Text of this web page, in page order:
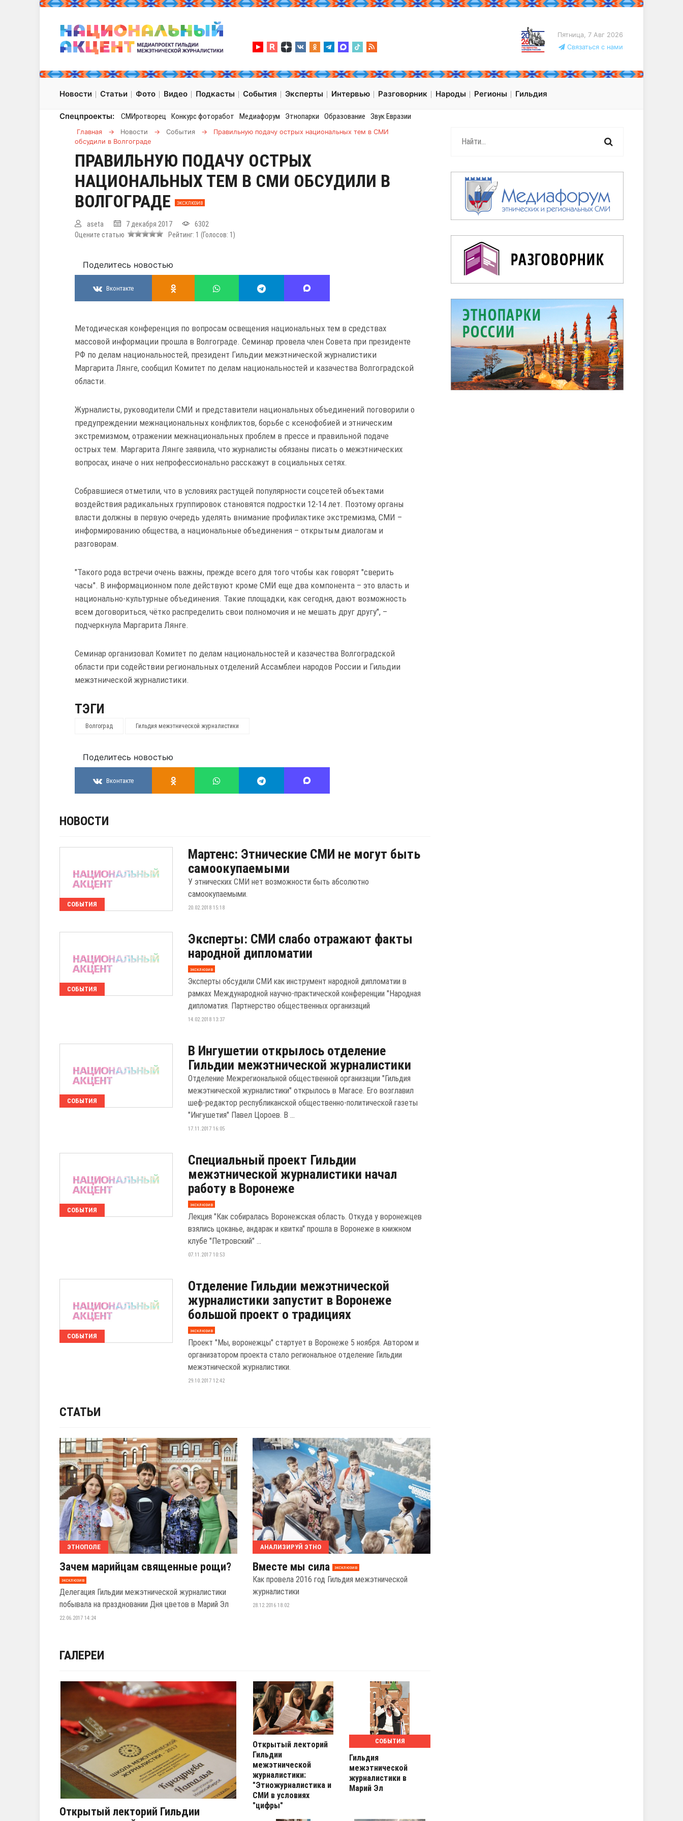
Пятница, 7 Авг 2026
Связаться с нами
Новости Статьи Фото Видео Подкасты События Эксперты Интервью Разговорник Народы Регионы Гильдия
Спецпроекты: СМИротворец Конкурс фоторабот Медиафорум Этнопарки Образование Звук Евразии
Главная → Новости → События →
Правильную подачу острых национальных тем в СМИ
обсудили в Волгограде
ПРАВИЛЬНУЮ ПОДАЧУ ОСТРЫХ
НАЦИОНАЛЬНЫХ ТЕМ В СМИ ОБСУДИЛИ В
ВОЛГОГРАДЕ
ЭКСКЛЮЗИВ
aseta 7 декабря 2017
6302
Оцените статью
Рейтинг: 1 (Голосов: 1 )
Поделитесь новостью
Вконтакте
Методическая конференция по вопросам освещения национальных тем в средствах
массовой информации прошла в Волгограде. Семинар провела член Совета при президенте
РФ по делам национальностей, президент Гильдии межэтнической журналистики
Маргарита Лянге, сообщил Комитет по делам национальностей и казачества Волгоградской
области.
Журналисты, руководители СМИ и представители национальных объединений поговорили о
предупреждении межнациональных конфликтов, борьбе с ксенофобией и этническим
экстремизмом, отражении межнациональных проблем в прессе и правильной подаче
острых тем. Маргарита Лянге заявила, что журналисты обязаны писать о межэтнических
вопросах, иначе о них непрофессионально расскажут в социальных сетях.
Собравшиеся отметили, что в условиях растущей популярности соцсетей объектами
воздействия радикальных группировок становятся подростки 12-14 лет. Поэтому органы
власти должны в первую очередь уделять внимание профилактике экстремизма, СМИ –
информированию общества, а национальные объединения – открытым диалогам и
разговорам.
"Такого рода встречи очень важны, прежде всего для того чтобы как говорят "сверить
часы". В информационном поле действуют кроме СМИ еще два компонента – это власть и
национально-культурные объединения. Такие площадки, как сегодня, дают возможность
всем договориться, чётко распределить свои полномочия и не мешать друг другу", –
подчеркнула Маргарита Лянге.
Семинар организовал Комитет по делам национальностей и казачества Волгоградской
области при содействии региональных отделений Ассамблеи народов России и Гильдии
межэтнической журналистики.
ТЭГИ
Волгоград Гильдия межэтнической журналистики
Поделитесь новостью
Вконтакте
НОВОСТИ
СОБЫТИЯ
Мартенс: Этнические СМИ не могут быть
самоокупаемыми
У этнических СМИ нет возможности быть абсолютно
самоокупаемыми.
20.02.2018 15:18
СОБЫТИЯ
Эксперты: СМИ слабо отражают факты
народной дипломатии
эксклюзив
Эксперты обсудили СМИ как инструмент народной дипломатии в
рамках Международной научно-практической конференции "Народная
дипломатия. Партнерство общественных организаций
14.02.2018 13:37
СОБЫТИЯ
В Ингушетии открылось отделение
Гильдии межэтнической журналистики
Отделение Межрегиональной общественной организации "Гильдия
межэтнической журналистики" открылось в Магасе. Его возглавил
шеф-редактор республиканской общественно-политической газеты
"Ингушетия" Павел Цороев. В ...
17.11.2017 16:05
СОБЫТИЯ
Специальный проект Гильдии
межэтнической журналистики начал
работу в Воронеже
эксклюзив
Лекция "Как собиралась Воронежская область. Откуда у воронежцев
взялись цоканье, андарак и квитка" прошла в Воронеже в книжном
клубе "Петровский" ...
07.11.2017 10:53
СОБЫТИЯ
Отделение Гильдии межэтнической
журналистики запустит в Воронеже
большой проект о традициях
эксклюзив
Проект "Мы, воронежцы" стартует в Воронеже 5 ноября. Автором и
организатором проекта стало региональное отделение Гильдии
межэтнической журналистики.
29.10.2017 12:42
СТАТЬИ
ЭТНОПОЛЕ
Зачем марийцам священные рощи?
эксклюзив
Делегация Гильдии межэтнической журналистики
побывала на праздновании Дня цветов в Марий Эл
22.06.2017 14:24
АНАЛИЗИРУЙ ЭТНО
Вместе мы сила эксклюзив
Как провела 2016 год Гильдия межэтнической
журналистики
28.12.2016 18:02
ГАЛЕРЕИ
Открытый лекторий Гильдии
Открытый лекторий
Гильдии
межэтнической
журналистики:
"Этножурналистика и
СМИ в условиях
"цифры"
СОБЫТИЯ
Гильдия
межэтнической
журналистики в
Марий Эл